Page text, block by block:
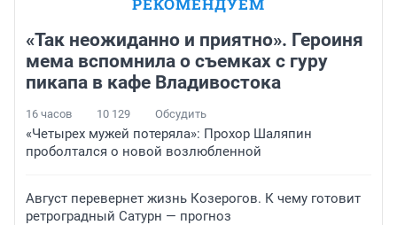
«Так неожиданно и приятно». Героиня
мема вспомнила о съемках с гуру
пикапа в кафе Владивостока
16 часов 10 129 Обсудить
«Четырех мужей потеряла»: Прохор Шаляпин
проболтался о новой возлюбленной
Август перевернет жизнь Козерогов. К чему готовит
ретроградный Сатурн — прогноз